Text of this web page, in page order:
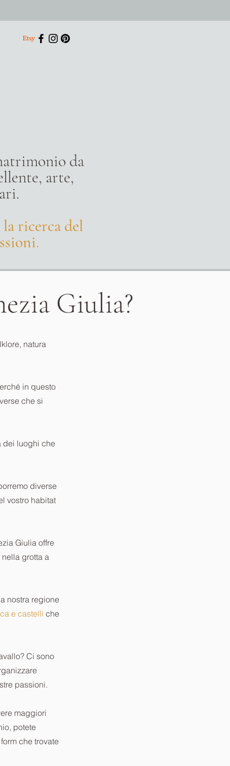
da
arte,
la ricerca del
.
Giulia?
natura
in questo
che si
dei luoghi che
diverse
vostro habitat
Giulia offre
grotta a
nostra regione
e castelli che
Ci sono
passioni.
maggiori
potete
che trovate